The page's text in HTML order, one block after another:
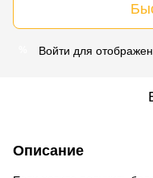
Войти для
Описание